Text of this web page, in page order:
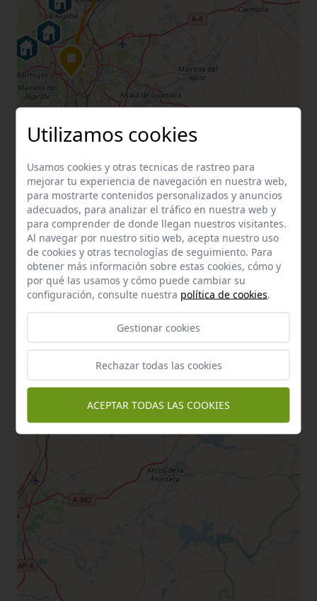
Utilizamos cookies
Usamos cookies y otras tecnicas de rastreo para
mejorar tu experiencia de navegación en nuestra web,
para mostrarte contenidos personalizados y anuncios
adecuados, para analizar el tráfico en nuestra web y
para comprender de donde llegan nuestros visitantes.
Al navegar por nuestro sitio web, acepta nuestro uso
de cookies y otras tecnologías de seguimiento. Para
obtener más información sobre estas cookies, cómo y
por qué las usamos y cómo puede cambiar su
configuración, consulte nuestra política de cookies.
Gestionar cookies
Rechazar todas las cookies
ACEPTAR TODAS LAS COOKIES